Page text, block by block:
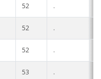
52 .
52 .
52 .
53 .